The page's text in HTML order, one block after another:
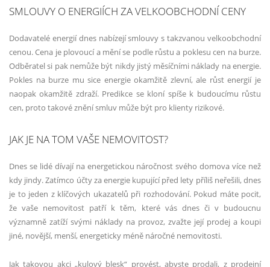
SMLOUVY O ENERGIÍCH ZA VELKOOBCHODNÍ CENY
Dodavatelé energií dnes nabízejí smlouvy s takzvanou velkoobchodní
cenou. Cena je plovoucí a mění se podle růstu a poklesu cen na burze.
Odběratel si pak nemůže být nikdy jistý měsíčními náklady na energie.
Pokles na burze mu sice energie okamžitě zlevní, ale růst energií je
naopak okamžitě zdraží. Predikce se kloní spíše k budoucímu růstu
cen, proto takové znění smluv může být pro klienty rizikové.
JAK JE NA TOM VAŠE NEMOVITOST?
Dnes se lidé dívají na energetickou náročnost svého domova více než
kdy jindy. Zatímco účty za energie kupující před lety příliš neřešili, dnes
je to jeden z klíčových ukazatelů při rozhodování. Pokud máte pocit,
že vaše nemovitost patří k těm, které vás dnes či v budoucnu
významně zatíží svými náklady na provoz, zvažte její prodej a koupi
jiné, novější, menší, energeticky méně náročné nemovitosti.
Jak takovou akci „kulový blesk“ provést, abyste prodali, z prodejní